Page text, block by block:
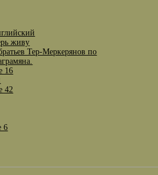
живу
Тер-Меркерянов по
16
42
6